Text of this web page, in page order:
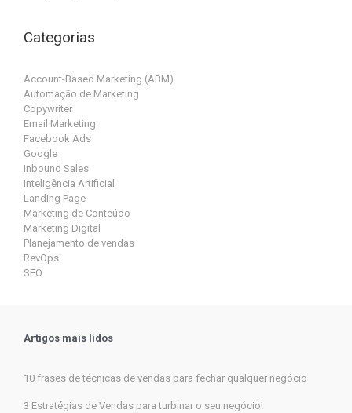
Categorias
Account-Based Marketing (ABM)
Automação de Marketing
Copywriter
Email Marketing
Facebook Ads
Google
Inbound Sales
Inteligência Artificial
Landing Page
Marketing de Conteúdo
Marketing Digital
Planejamento de vendas
RevOps
SEO
Artigos mais lidos
10 frases de técnicas de vendas para fechar qualquer negócio
3 Estratégias de Vendas para turbinar o seu negócio!